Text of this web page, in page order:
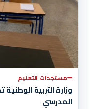
مستجدات التعليم
وزارة التربية
المدرسي